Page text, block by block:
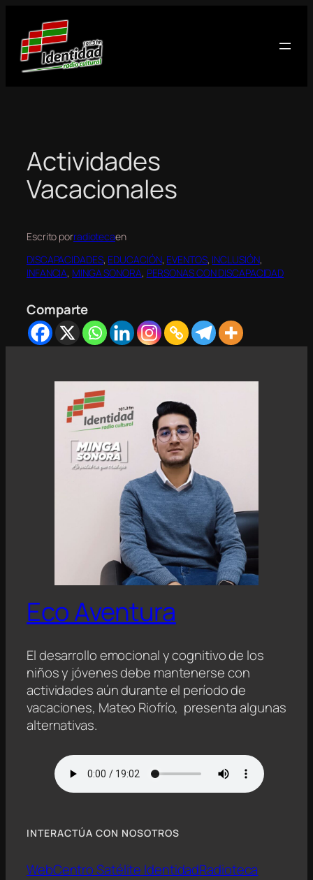
contenido
Actividades
Vacacionales
Escrito porradiotecaen
DISCAPACIDADES, EDUCACIÓN, EVENTOS, INCLUSIÓN
INFANCIA, MINGA SONORA, PERSONAS CON DISCAPACIDAD
Comparte
Eco Aventura
El desarrollo emocional y cognitivo de los
niños y jóvenes debe mantenerse con
actividades aún durante el período de
vacaciones, Mateo Riofrío, presenta algunas
alternativas.
INTERACTÚA CON NOSOTROS
WebCentro Satélite IdentidadRadioteca